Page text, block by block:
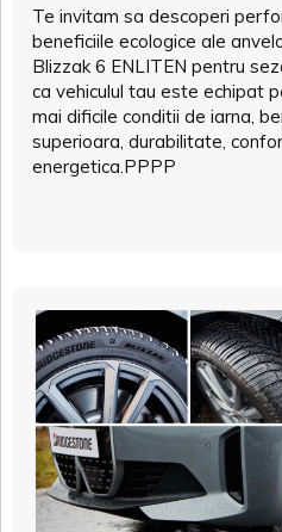
Te invitam sa descoperi
beneficiile ecologice ale
Blizzak 6 ENLITEN pentru
ca vehiculul tau este echipat
mai dificile conditii de iarna,
superioara, durabilitate,
energetica.PPPP